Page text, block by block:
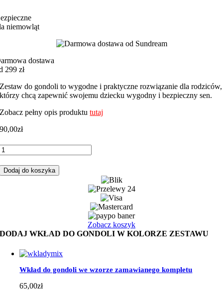
niemowląt
dostawa
299 zł
Zestaw do gondoli to wygodne i praktyczne rozwiązanie dla rodziców,
którzy chcą zapewnić swojemu dziecku wygodny i bezpieczny sen.
Zobacz pełny opis produktututaj
90,00zł
Dodaj do koszyka
Zobacz koszyk
DODAJ WKŁAD DO GONDOLI W KOLORZE ZESTAWU
Wkład do gondoli we wzorze zamawianego kompletu
65,00zł